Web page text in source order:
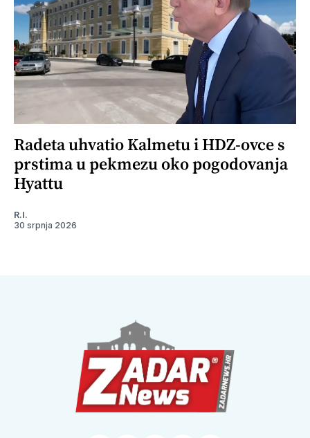
Radeta uhvatio Kalmetu i HDZ-ovce s
prstima u pekmezu oko pogodovanja
Hyattu
R.I.
30 srpnja 2026